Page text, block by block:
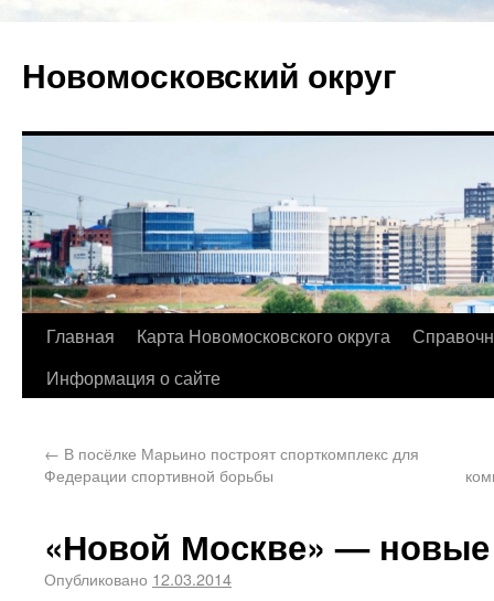
Новомосковский округ
Главная Карта Новомосковского округа
Информация о сайте
← В посёлке Марьино построят спорткомплекс для
Федерации спортивной борьбы
«Новой Москве» — новые
Опубликовано 12.03.2014